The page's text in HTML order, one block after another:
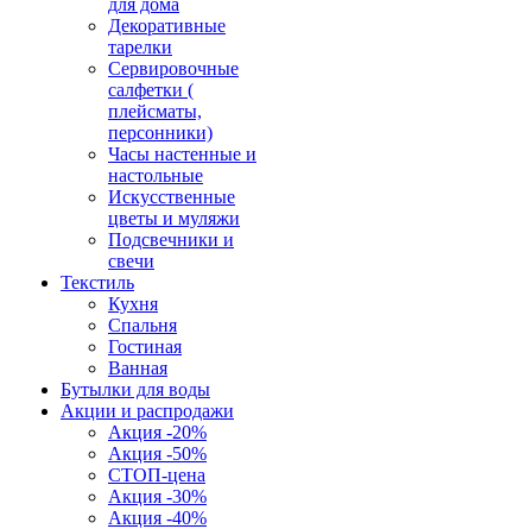
для дома
Декоративные
тарелки
Сервировочные
салфетки (
плейсматы,
персонники)
Часы настенные и
настольные
Искусственные
цветы и муляжи
Подсвечники и
свечи
Текстиль
Кухня
Спальня
Гостиная
Ванная
Бутылки для воды
Акции и распродажи
Акция -20%
Акция -50%
СТОП-цена
Акция -30%
Акция -40%